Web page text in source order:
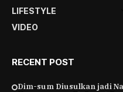
LIFESTYLE
VIDEO
RECENT POST
Dim-sum Diusulkan jadi